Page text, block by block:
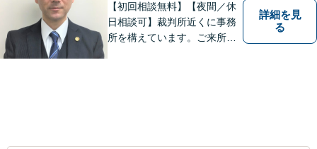
【初回相談無料】【夜間／休
日相談可】裁判所近くに事務
所を構えています。ご来所・
詳細を見
る